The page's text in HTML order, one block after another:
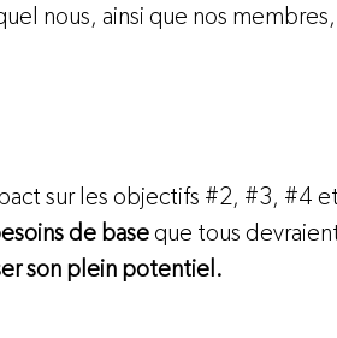
nous, ainsi que nos
sur les objectifs #2, #3, #4 et
de base que tous
son plein potentiel.